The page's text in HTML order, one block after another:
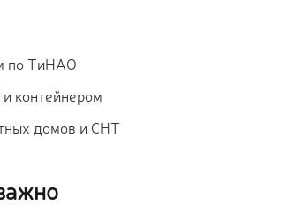
по ТиНАО
контейнером
домов и СНТ